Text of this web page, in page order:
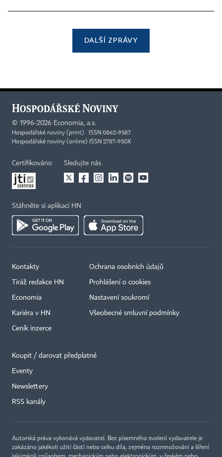
DALŠÍ ZPRÁVY
© 1996-2026 Economia, a.s.
Hospodářské noviny (print) ISSN 0862-9587
Hospodářské noviny (online) ISSN 2787-950X
Certifikováno Sledujte nás
Stáhněte si aplikaci HN
Kontakty
Tiráž redakce HN
Economia
Kariéra v HN
Ceník inzerce
Ochrana osobních údajů
Prohlášení o cookies
Nastavení soukromí
Všeobecné smluvní podmínky
Koupit / darovat předplatné
Eventy
Newslettery
RSS kanály
Autorská práva vykonává vydavatel. Bez písemného svolení vydavatele je
zakázáno jakékoli užití částí nebo celku díla, zejména rozmnožování a šíření